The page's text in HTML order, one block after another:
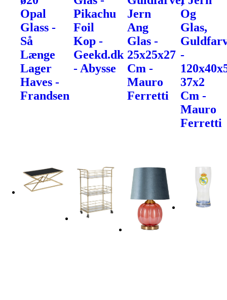
Opal
Glass -
Så
Længe
Lager
Haves -
Frandsen
Pikachu
Foil
Kop -
Geekd.dk
- Abysse
Jern
Ang
Glas -
25x25x27
Cm -
Mauro
Ferretti
Og
Glas,
-
37x2
Cm -
Mauro
Ferretti